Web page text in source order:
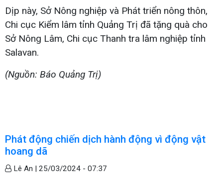
Dịp này, Sở Nông nghiệp và Phát triển nông thôn,
Chi cục Kiểm lâm tỉnh Quảng Trị đã tặng quà cho
Sở Nông Lâm, Chi cục Thanh tra lâm nghiệp tỉnh
Salavan.
(Nguồn: Báo Quảng Trị)
Phát động chiến dịch hành động vì động vật
hoang dã
Lê An | 25/03/2024 - 07:37